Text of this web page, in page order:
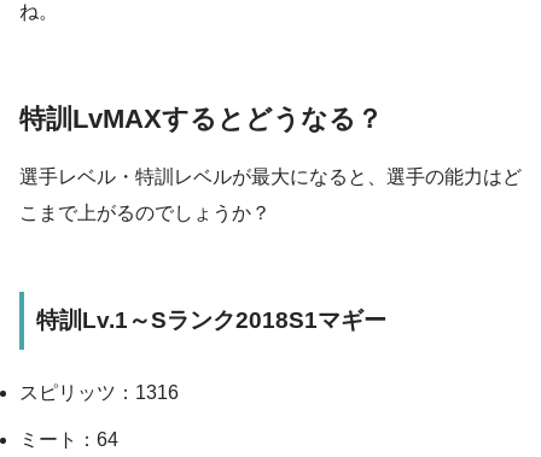
ね。
特訓LvMAXするとどうなる？
選手レベル・特訓レベルが最大になると、選手の能力はど
こまで上がるのでしょうか？
特訓Lv.1～Sランク2018S1マギー
スピリッツ：1316
ミート：64